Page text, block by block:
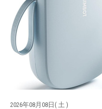
2026年08月08日( 土 )